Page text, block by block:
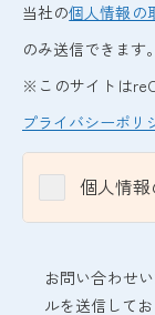
当社の個人情報の
のみ送信できます。
※このサイトは
プライバシーポリ
個人情
お問い合わせ
ルを送信してお